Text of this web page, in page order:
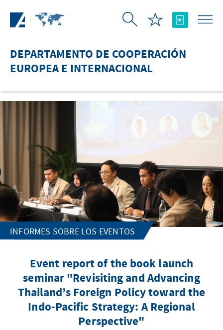
DEPARTAMENTO DE COOPERACIÓN
EUROPEA E INTERNACIONAL
INFORMES SOBRE LOS EVENTOS
Event report of the book launch
seminar "Revisiting and Advancing
Thailand’s Foreign Policy toward the
Indo-Pacific Strategy: A Regional
Perspective"